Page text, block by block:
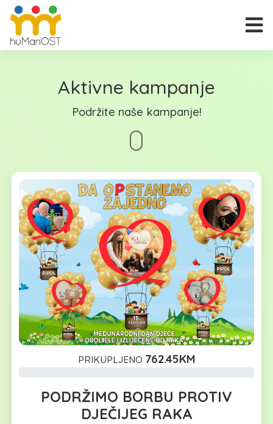
Aktivne kampanje
Podržite naše kampanje!
PRIKUPLJENO 762.45KM
PODRŽIMO BORBU PROTIV
DJEČIJEG RAKA